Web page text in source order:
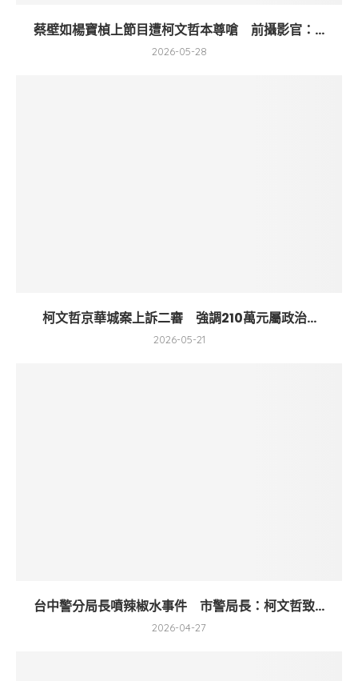
蔡壁如楊寶楨上節目遭柯文哲本尊嗆 前攝影官：...
2026-05-28
柯文哲京華城案上訴二審 強調210萬元屬政治...
2026-05-21
台中警分局長噴辣椒水事件 市警局長：柯文哲致...
2026-04-27